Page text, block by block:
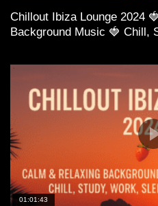
Chillout Ibiza Lounge 2024
Background Music 🍓 Chill,
01:01:43